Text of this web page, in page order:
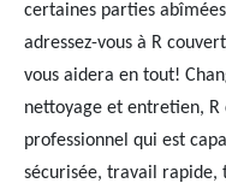
certaines parties
adressez-vous à R
vous aidera en tout!
nettoyage et entretien,
professionnel qui est
sécurisée, travail rapide,